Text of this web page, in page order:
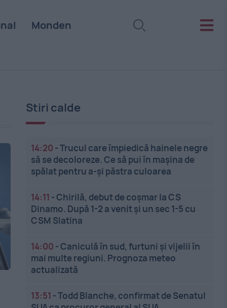
Monden
Stiri calde
14:20 -Trucul care împiedică hainele negre
să se decoloreze. Ce să pui în mașina de
spălat pentru a-și păstra culoarea
14:11 -Chirilă, debut de coșmar la CS
Dinamo. După 1-2 a venit și un sec 1-5 cu
CSM Slatina
14:00 -Caniculă în sud, furtuni și vijelii în
mai multe regiuni. Prognoza meteo
actualizată
13:51 -Todd Blanche, confirmat de Senatul